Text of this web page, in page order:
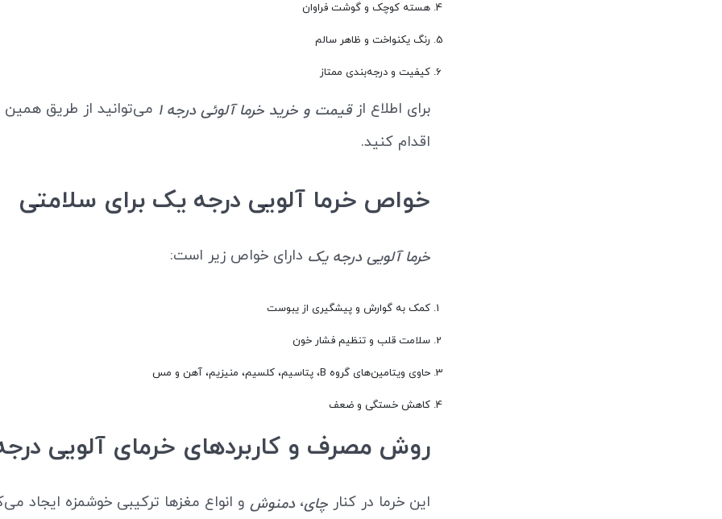
هسته کوچک و گوشت فراوان
رنگ یکنواخت و ظاهر سالم
کیفیت و درجه‌بندی ممتاز
برای اطلاع ازقیمت و خرید خرما آلوئی درجه 1 می‌توانید از طریق
اقدام کنید.
خواص خرما آلویی درجه یک برای سلامتی
خرما آلویی درجه یک دارای خواص زیر است:
کمک به گوارش و پیشگیری از یبوست
سلامت قلب و تنظیم فشار خون
حاوی ویتامین‌های گروه B، پتاسیم، کلسیم، منیزیم، آهن و مس
کاهش خستگی و ضعف
روش مصرف و کاربردهای خرمای آلویی
این خرما در کنار چای، دمنوش و انواع مغزها ترکیبی خوشمزه ایجاد